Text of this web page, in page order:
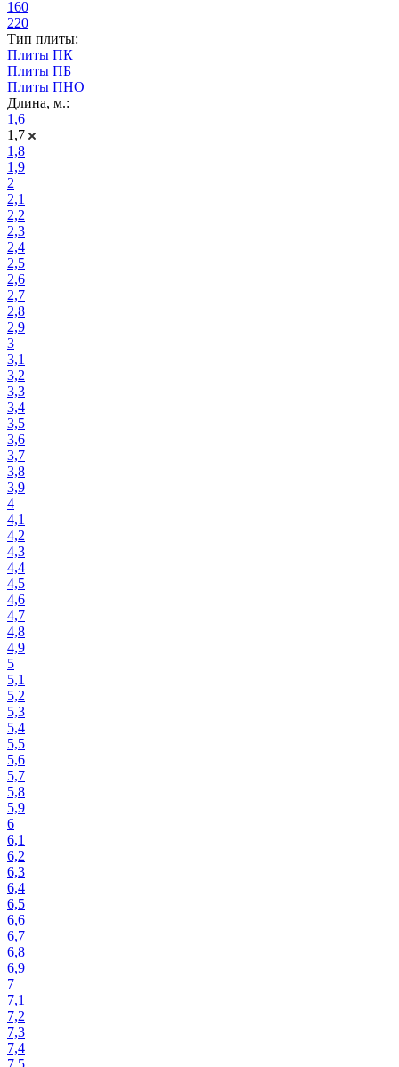
160
220
Тип плиты:
Плиты ПК
Плиты ПБ
Плиты ПНО
Длина, м.:
1,6
1,7
1,8
1,9
2
2,1
2,2
2,3
2,4
2,5
2,6
2,7
2,8
2,9
3
3,1
3,2
3,3
3,4
3,5
3,6
3,7
3,8
3,9
4
4,1
4,2
4,3
4,4
4,5
4,6
4,7
4,8
4,9
5
5,1
5,2
5,3
5,4
5,5
5,6
5,7
5,8
5,9
6
6,1
6,2
6,3
6,4
6,5
6,6
6,7
6,8
6,9
7
7,1
7,2
7,3
7,4
7,5